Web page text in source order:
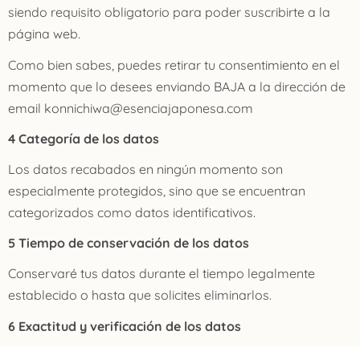
siendo requisito obligatorio para poder suscribirte a la
página web.
Como bien sabes, puedes retirar tu consentimiento en el
momento que lo desees enviando BAJA a la dirección de
email konnichiwa@esenciajaponesa.com
4 Categoría de los datos
Los datos recabados en ningún momento son
especialmente protegidos, sino que se encuentran
categorizados como datos identificativos.
5 Tiempo de conservación de los datos
Conservaré tus datos durante el tiempo legalmente
establecido o hasta que solicites eliminarlos.
6 Exactitud y verificación de los datos